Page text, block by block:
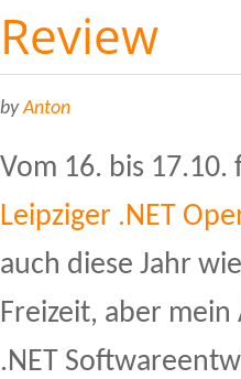
Review
byAnton
Vom 16. bis 17.10.
Leipziger .NET
auch diese Jahr
Freizeit, aber
.NET